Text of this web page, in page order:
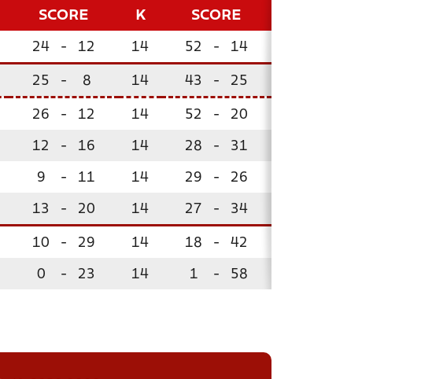
SCORE K SCORE
24 - 12 14 52 - 14
25 - 8 14 43 - 25
26 - 12 14 52 - 20
12 - 16 14 28 - 31
9 - 11 14 29 - 26
13 - 20 14 27 - 34
10 - 29 14 18 - 42
0 - 23 14 1 - 58